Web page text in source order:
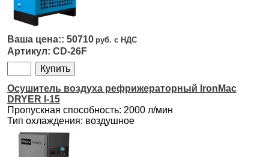
50710
CD-26F
Осушитель воздуха рефрижераторный IronMac
DRYER I-15
Пропускная способность: 2000 л/мин
Тип охлаждения: воздушное